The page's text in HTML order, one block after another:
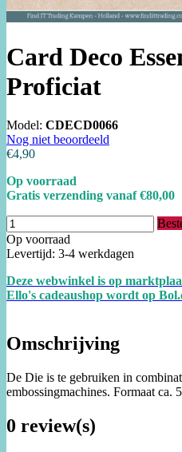
Card Deco
Proficiat
Model: CDECD0066
Nog niet beoordeeld
€4,90
Op voorraad
Gratis verzending vanaf €80,00
Op voorraad
Levertijd: 3-4 werkdagen
Deze webwinkel is op
Ello's cadeaushop wordt op
Omschrijving
De Die is te gebruiken in
embossingmachines. Formaat ca.
0 review(s)